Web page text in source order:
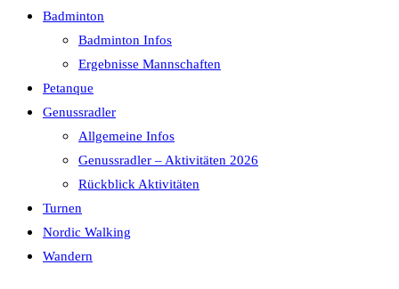
Badminton
Badminton Infos
Ergebnisse Mannschaften
Petanque
Genussradler
Allgemeine Infos
Genussradler – Aktivitäten 2026
Rückblick Aktivitäten
Turnen
Nordic Walking
Wandern